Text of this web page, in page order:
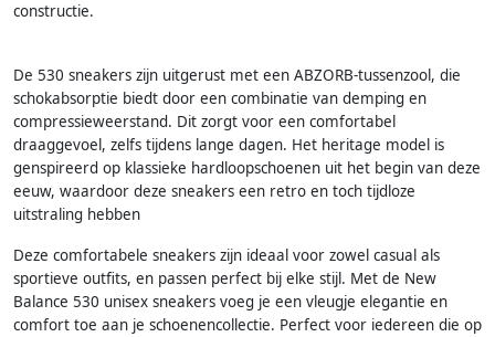
constructie.
De 530 sneakers zijn uitgerust met een ABZORB-tussenzool, die
schokabsorptie biedt door een combinatie van demping en
compressieweerstand. Dit zorgt voor een comfortabel
draaggevoel, zelfs tijdens lange dagen. Het heritage model is
genspireerd op klassieke hardloopschoenen uit het begin van deze
eeuw, waardoor deze sneakers een retro en toch tijdloze
uitstraling hebben
Deze comfortabele sneakers zijn ideaal voor zowel casual als
sportieve outfits, en passen perfect bij elke stijl. Met de New
Balance 530 unisex sneakers voeg je een vleugje elegantie en
comfort toe aan je schoenencollectie. Perfect voor iedereen die op